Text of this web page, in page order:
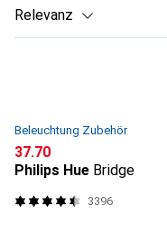
Relevanz
Beleuchtung Zubehör
CHF
37.70
Philips Hue Bridge
3396